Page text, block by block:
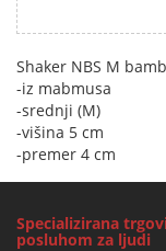
Shaker NBS M
-iz mabmusa
-srednji (M)
-višina 5 cm
-premer 4 cm
Specializirana
posluhom za ljudi